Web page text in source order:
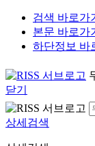
검색 바로가
본문 바로가
하단정보 바
닫기
상세검색